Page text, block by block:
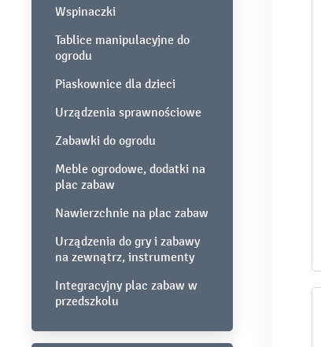
Wspinaczki
Tablice manipulacyjne do
ogrodu
Piaskownice dla dzieci
Urządzenia sprawnościowe
Zabawki do ogrodu
Meble ogrodowe, dodatki na
plac zabaw
Nawierzchnie na plac zabaw
Urządzenia do gry i zabawy
na zewnątrz, instrumenty
Integracyjny plac zabaw w
przedszkolu